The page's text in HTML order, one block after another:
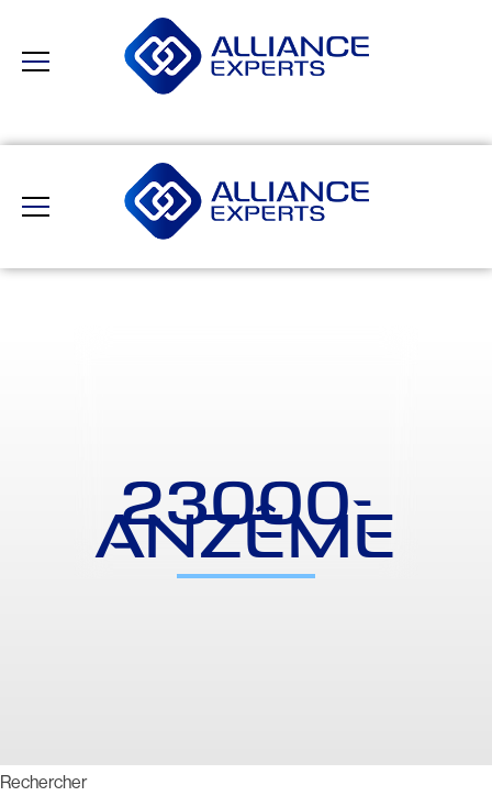
23000-
ANZÊME
Rechercher